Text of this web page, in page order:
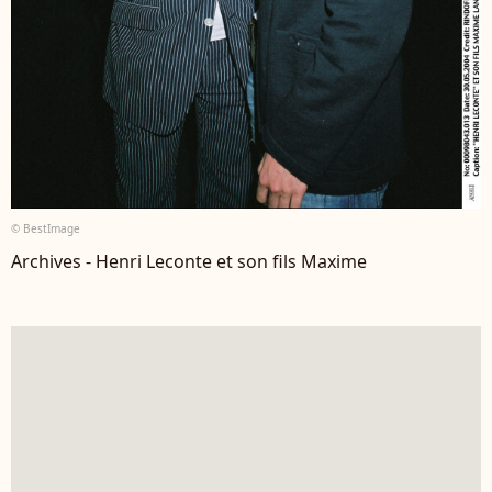
© BestImage
Archives - Henri Leconte et son fils Maxime